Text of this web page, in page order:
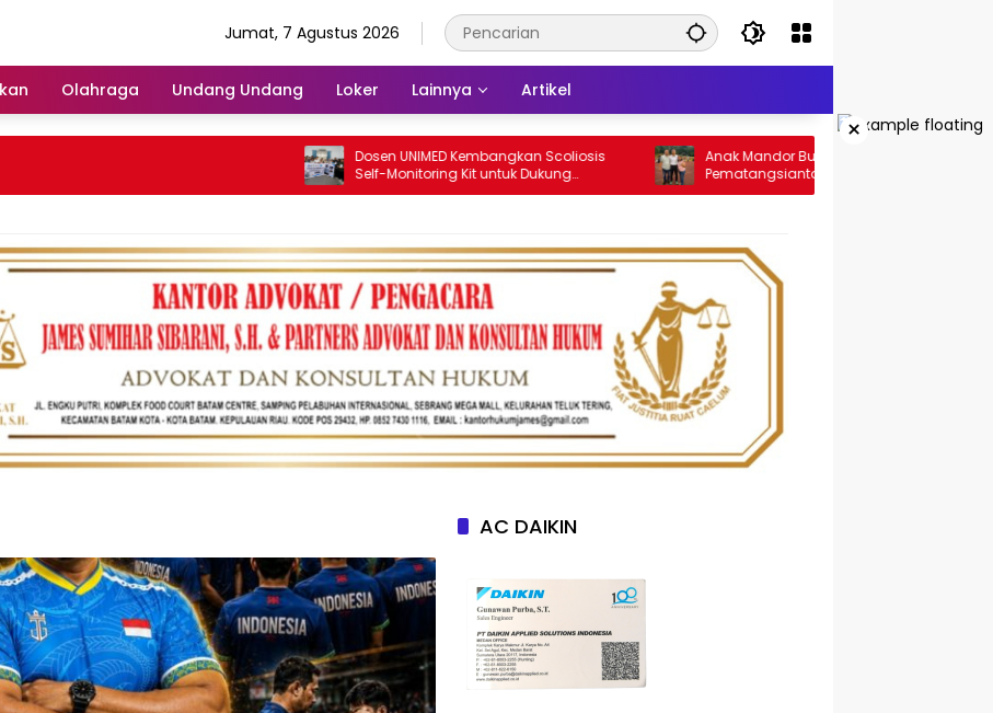
Jumat, 7 Agustus 2026
Olahraga Undang Undang Loker Lainnya Artikel
×
Dosen UNIMED Kembangkan Scoliosis
Self-Monitoring Kit untuk Dukung
Pemantauan Mandiri Pasien Scoliosis
Anak Mandor Bus Travel Andalas di
Pematangsiantar, Christian Antonio Sirait
Lulus Akmil AD 2026
AC DAIKIN